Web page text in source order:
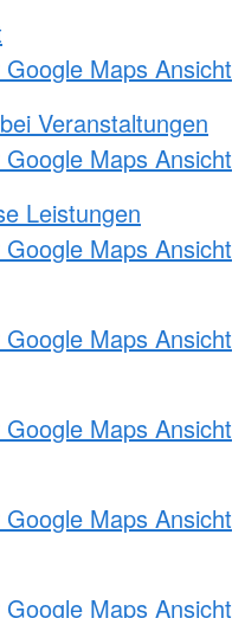
Maps Ansicht
Veranstaltungen
Maps Ansicht
Leistungen
Maps Ansicht
Maps Ansicht
Maps Ansicht
Maps Ansicht
Maps Ansicht